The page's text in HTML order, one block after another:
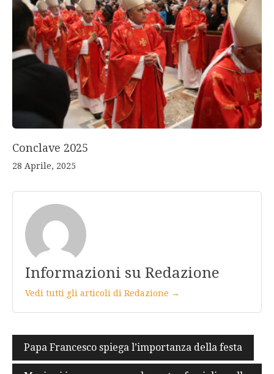
Conclave 2025
28 Aprile, 2025
Informazioni su Redazione
Vedi tutti gli articoli di Redazione →
Navigazione
articoli
Papa Francesco spiega l’importanza della festa